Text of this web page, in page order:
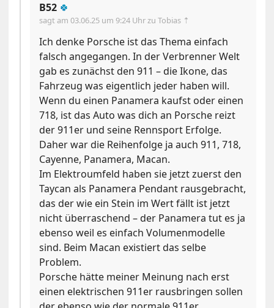
B52 🍀
sagt am03.06.25 um 9:24 Uhrzu Tobias ⇡
Ich denke Porsche ist das Thema einfach
falsch angegangen. In der Verbrenner Welt
gab es zunächst den 911 – die Ikone, das
Fahrzeug was eigentlich jeder haben will.
Wenn du einen Panamera kaufst oder einen
718, ist das Auto was dich an Porsche reizt
der 911er und seine Rennsport Erfolge.
Daher war die Reihenfolge ja auch 911, 718,
Cayenne, Panamera, Macan.
Im Elektroumfeld haben sie jetzt zuerst den
Taycan als Panamera Pendant rausgebracht,
das der wie ein Stein im Wert fällt ist jetzt
nicht überraschend – der Panamera tut es ja
ebenso weil es einfach Volumenmodelle
sind. Beim Macan existiert das selbe
Problem.
Porsche hätte meiner Meinung nach erst
einen elektrischen 911er rausbringen sollen